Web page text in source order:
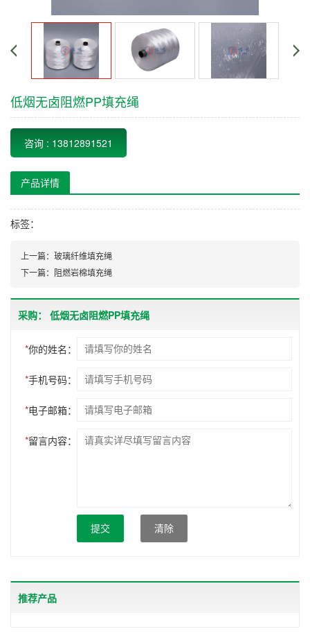
低烟无卤阻燃PP填充绳
咨询 : 13812891521
产品详情
标签：
上一篇： 玻璃纤维填充绳
下一篇： 阻燃岩棉填充绳
采购： 低烟无卤阻燃PP填充绳
*你的姓名：
*手机号码：
*电子邮箱：
*留言内容：
提交 清除
推荐产品